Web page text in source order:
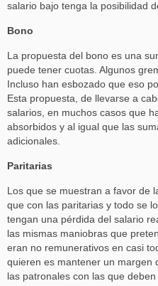
salario bajo tenga la posibilidad
Bono
La propuesta del bono es una
puede tener cuotas. Algunos
Incluso han esbozado que eso
Esta propuesta, de llevarse a
salarios, en muchos casos que
absorbidos y al igual que las
adicionales.
Paritarias
Los que se muestran a favor de
que con las paritarias y todo se
tengan una pérdida del salario
las mismas maniobras que
eran no remunerativos en casi
quieren es mantener un margen
las patronales con las que